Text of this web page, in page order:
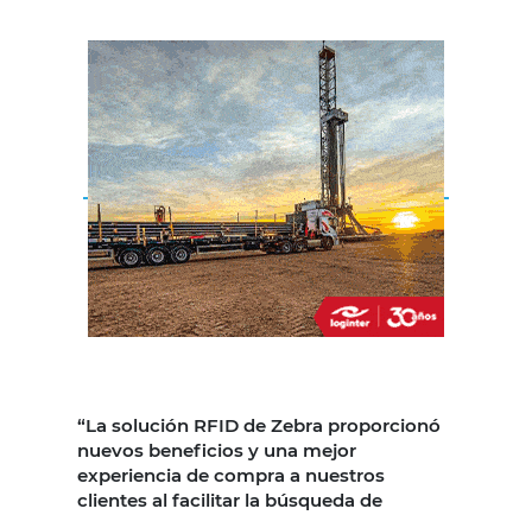
“La solución RFID de Zebra proporcionó
nuevos beneficios y una mejor
experiencia de compra a nuestros
clientes al facilitar la búsqueda de